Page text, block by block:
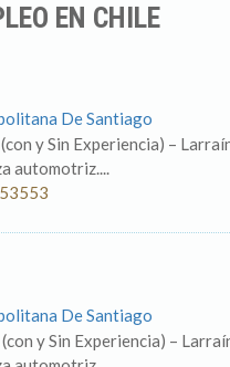
EN CHILE
De Santiago
y Sin Experiencia) –
automotriz....
De Santiago
y Sin Experiencia) –